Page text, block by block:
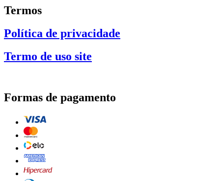
Termos
Política de privacidade
Termo de uso site
Formas de pagamento